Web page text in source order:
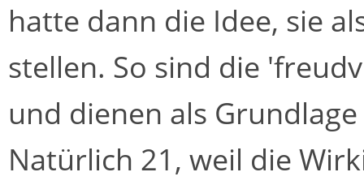
hatte dann die Idee, sie
stellen. So sind die
und dienen als
Natürlich 21, weil die